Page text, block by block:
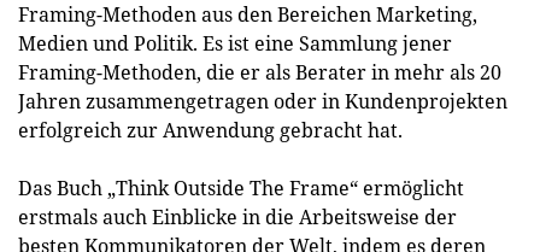
Framing-Methoden aus den Bereichen Marketing,
Medien und Politik. Es ist eine Sammlung jener
Framing-Methoden, die er als Berater in mehr als 20
Jahren zusammengetragen oder in Kundenprojekten
erfolgreich zur Anwendung gebracht hat.
Das Buch „Think Outside The Frame“ ermöglicht
erstmals auch Einblicke in die Arbeitsweise der
besten Kommunikatoren der Welt, indem es deren